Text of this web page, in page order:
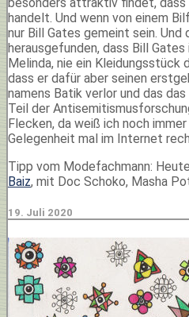
handelt. Und wenn von einem
nur Bill Gates gemeint sein. Und
herausgefunden, dass Bill
Melinda, nie ein Kleidungsstück
dass er dafür aber seinen
namens Batik verlor und das
Teil der
Flecken, da weiß ich noch
Gelegenheit mal im Internet
Tipp vom Modefachmann:
Baiz, mit Doc Schoko, Masha
19. Juli 2020